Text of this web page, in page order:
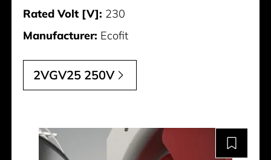
Rated Volt [V]: 230
Manufacturer: Ecofit
2VGV25 250V